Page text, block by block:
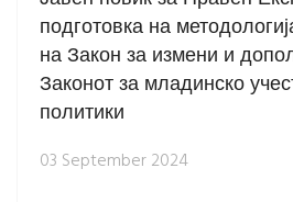
подготовка на
на Закон за измени и
Законот за младинско
политики
03 September 2024